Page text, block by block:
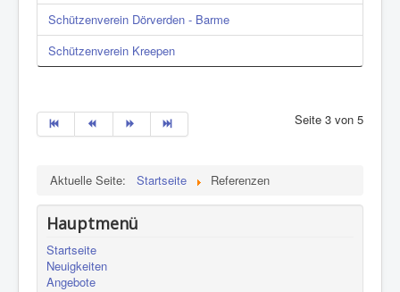
Schützenverein Dörverden - Barme
Schützenverein Kreepen
Seite 3 von 5
Aktuelle Seite: Startseite Referenzen
Hauptmenü
Startseite
Neuigkeiten
Angebote